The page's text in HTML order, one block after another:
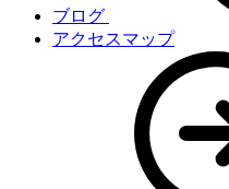
ブログ
アクセスマップ